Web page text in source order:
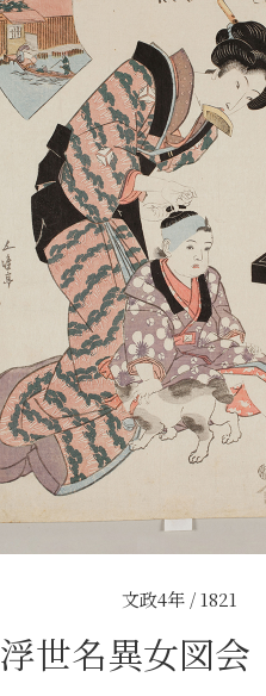
文政4年 / 1821
浮世名異女図